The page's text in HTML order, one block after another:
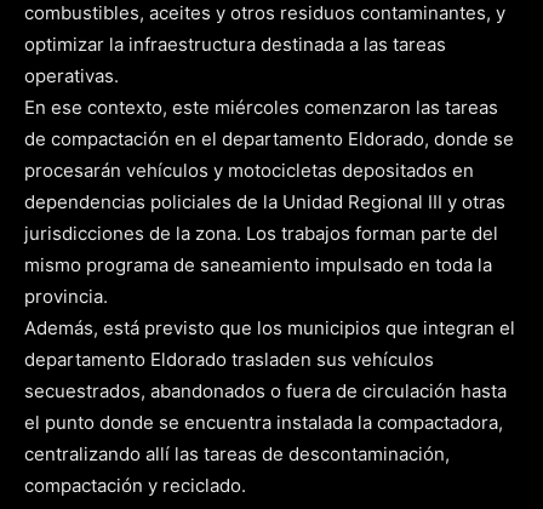
combustibles, aceites y otros residuos contaminantes, y
optimizar la infraestructura destinada a las tareas
operativas.
En ese contexto, este miércoles comenzaron las tareas
de compactación en el departamento Eldorado, donde se
procesarán vehículos y motocicletas depositados en
dependencias policiales de la Unidad Regional III y otras
jurisdicciones de la zona. Los trabajos forman parte del
mismo programa de saneamiento impulsado en toda la
provincia.
Además, está previsto que los municipios que integran el
departamento Eldorado trasladen sus vehículos
secuestrados, abandonados o fuera de circulación hasta
el punto donde se encuentra instalada la compactadora,
centralizando allí las tareas de descontaminación,
compactación y reciclado.